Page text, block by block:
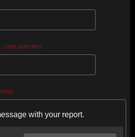
OBBLIGATORIO
with your report.